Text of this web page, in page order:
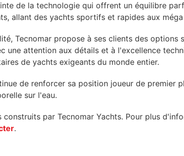
de la technologie qui offrent un équilibre
allant des yachts sportifs et rapides aux
Tecnomar propose à ses clients des options
attention aux détails et à l'excellence
de yachts exigeants du monde entier.
de renforcer sa position joueur de premier
sur l'eau.
par Tecnomar Yachts. Pour plus
.